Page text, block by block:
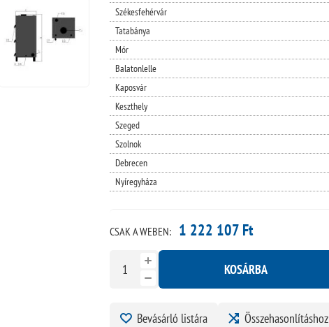
Székesfehérvár
Tatabánya
Mór
Balatonlelle
Kaposvár
Keszthely
Szeged
Szolnok
Debrecen
Nyíregyháza
CSAK A WEBEN: 1 222 107 Ft
KOSÁRBA
Bevásárló listára Összehasonlításhoz